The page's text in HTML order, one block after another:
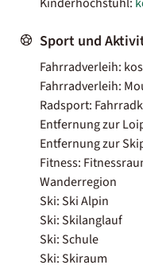
Sport und
Fahrradverleih:
Fahrradverleih:
Radsport:
Entfernung zur
Entfernung zur
Fitness:
Wanderregion
Ski: Ski Alpin
Ski: Skilanglauf
Ski: Schule
Ski: Skiraum